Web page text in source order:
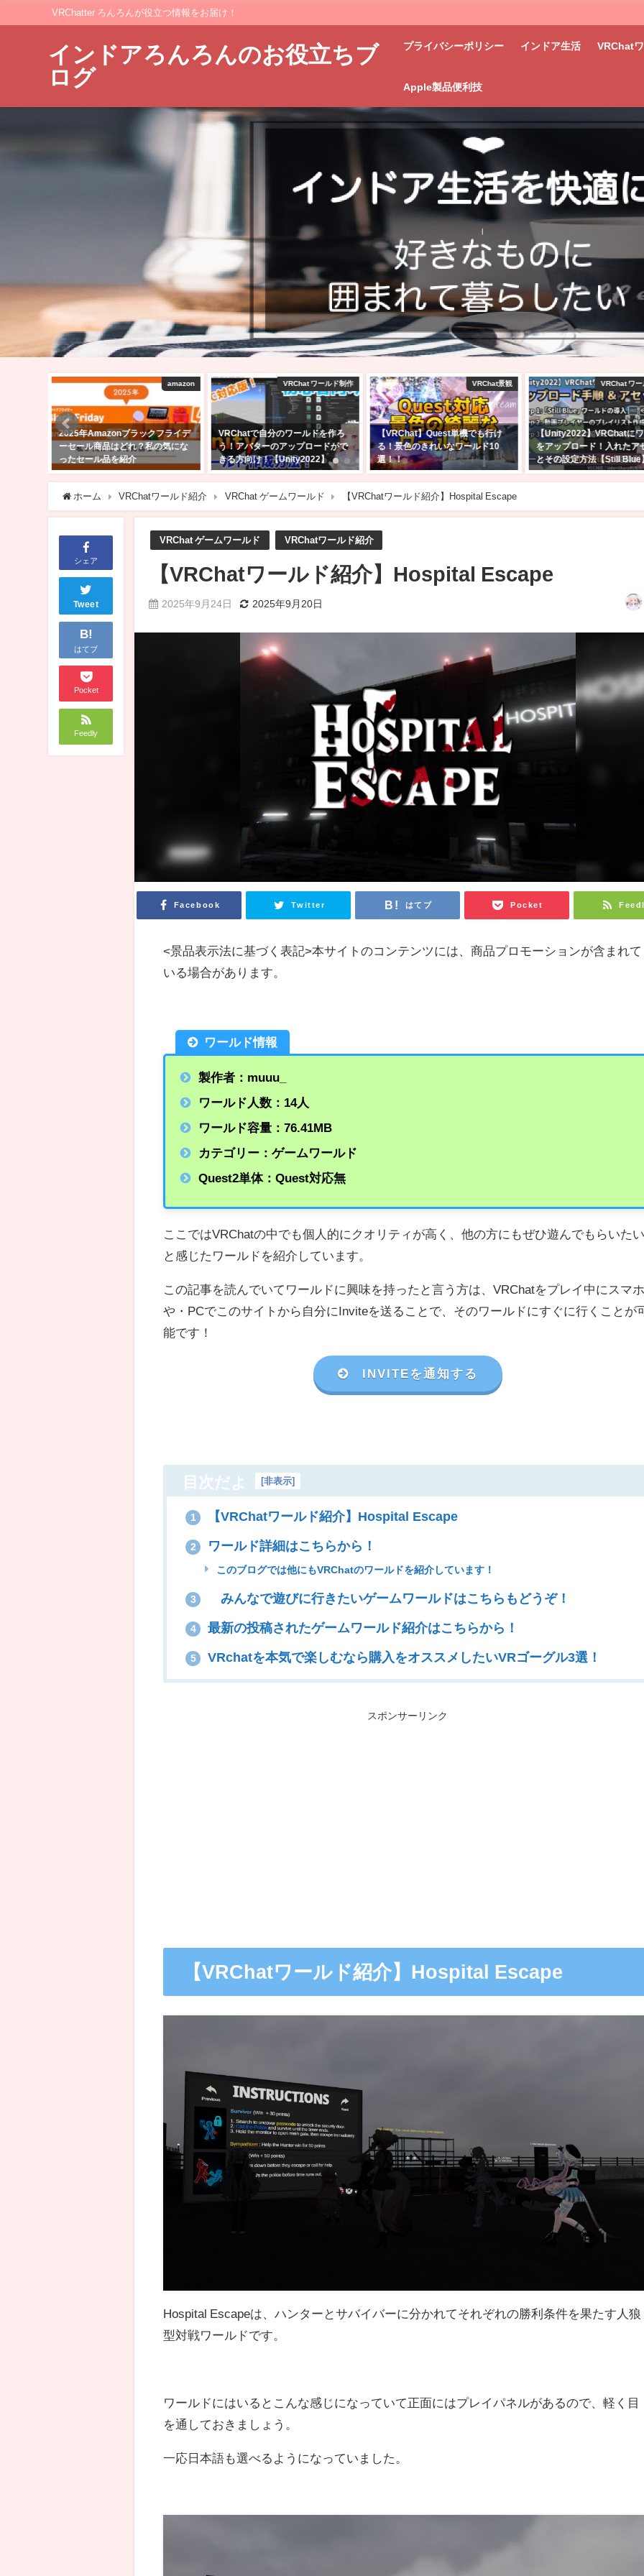
VRChatter ろんろんが役立つ情報をお届け！
インドアろんろんのお役立ちブ
ログ
プライバシーポリシー インドア生活 VRChat
Apple製品便利技
VRChat ワールド制作
VRChatで自分のワールドを作ろ
う！アバターのアップロードがで
きる方向け！【Unity2022】
VRChat景観
【VRChat】Quest単機でも行け
る！景色のきれいなワールド10
選！！
VRChat ワールド制作
【Unity2022】VRChatにワールド
をアップロード！入れたアセット
とその設定方法【Still Blue】
Quest単体でも大丈夫！
始めたら行ってほしい日本
えるワールド5選！
ホーム VRChatワールド紹介 VRChat ゲームワールド 【VRChatワールド紹介】Hospital Escape
シェア
Tweet
B!
はてブ
Pocket
Feedly
VRChat ゲームワールド VRChatワールド紹介
【VRChatワールド紹介】Hospital Escape
2025年9月24日 2025年9月20日
Facebook Twitter はてブ Pocket
<景品表示法に基づく表記>本サイトのコンテンツには、商品プロモーションが含まれて
いる場合があります。
ワールド情報
製作者：muuu_
ワールド人数：14人
ワールド容量：76.41MB
カテゴリー：ゲームワールド
Quest2単体：Quest対応無
ここではVRChatの中でも個人的にクオリティが高く、他の方にもぜひ遊んでもらいた
と感じたワールドを紹介しています。
この記事を読んでいてワールドに興味を持ったと言う方は、VRChatをプレイ中にスマ
や・ PCでこのサイトから自分にInviteを送ることで、そのワールドにすぐに行くことが
能です！
INVITEを通知する
目次だよ [非表示]
1 【VRChatワールド紹介】Hospital Escape
2 ワールド詳細はこちらから！
このブログでは他にもVRChatのワールドを紹介しています！
3 みんなで遊びに行きたいゲームワールドはこちらもどうぞ！
4 最新の投稿されたゲームワールド紹介はこちらから！
5 VRchatを本気で楽しむなら購入をオススメしたいVRゴーグル3選！
スポンサーリンク
【VRChatワールド紹介】Hospital Escape
Hospital Escapeは、ハンターとサバイバーに分かれてそれぞれの勝利条件を果たす人狼
型対戦ワールドです。
ワールドにはいるとこんな感じになっていて正面にはプレイパネルがあるので、軽く目
を通しておきましょう。
一応日本語も選べるようになっていました。